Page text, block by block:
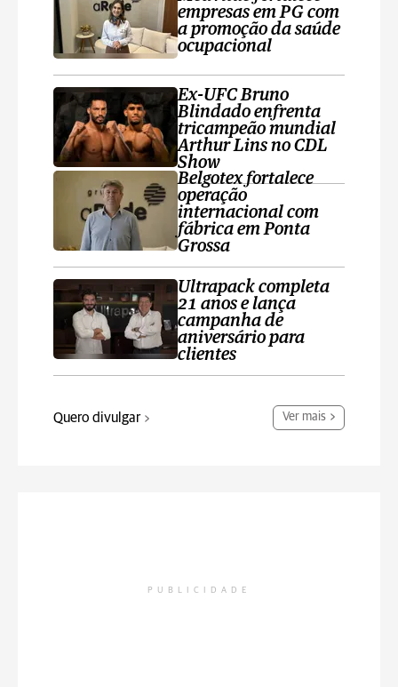
empresas em PG com
a promoção da saúde
ocupacional
Ex-UFC Bruno
Blindado enfrenta
tricampeão mundial
Arthur Lins no CDL
Show
Belgotex fortalece
operação
internacional com
fábrica em Ponta
Grossa
Ultrapack completa
21 anos e lança
campanha de
aniversário para
clientes
Quero divulgar Ver mais
PUBLICIDADE